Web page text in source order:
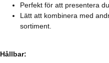
Perfekt för att presentera
Lätt att kombinera med
sortiment.
Hållbar: